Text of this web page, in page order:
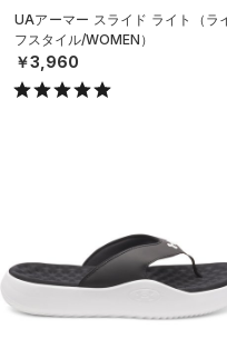
UAアーマー スライド ライト（ラ
フスタイル/WOMEN）
￥3,960